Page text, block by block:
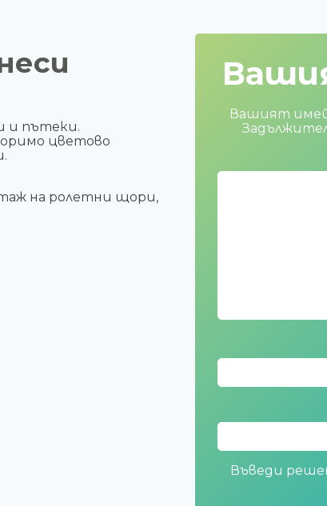
и пътеки.
цветово
на ролетни щори,
Вашият
Въведи